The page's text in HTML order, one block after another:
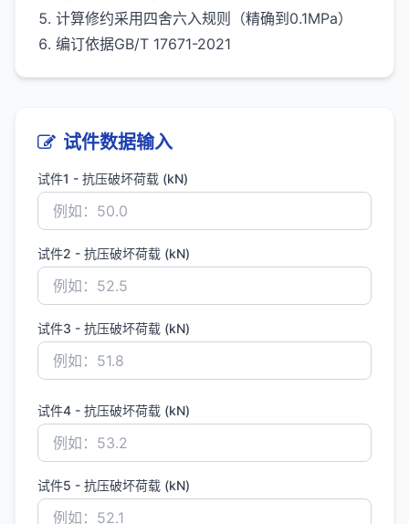
计算修约采用四舍六入规则（精确到0.1MPa）
编订依据GB/T 17671-2021
试件数据输入
试件1 - 抗压破坏荷载 (kN)
试件2 - 抗压破坏荷载 (kN)
试件3 - 抗压破坏荷载 (kN)
试件4 - 抗压破坏荷载 (kN)
试件5 - 抗压破坏荷载 (kN)